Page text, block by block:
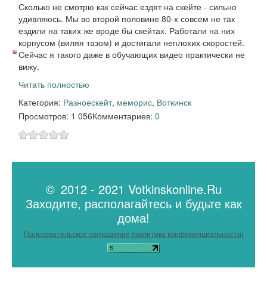
Сколько не смотрю как сейчас ездят на скейте - сильно
удивляюсь. Мы во второй половине 80-х совсем не так
ездили на таких же вроде бы скейтах. Работали на них
корпусом (виляя тазом) и достигали неплохих скоростей.
Сейчас я такого даже в обучающих видео практически не
вижу.
Читать полностью
Категория: Разноескейт, меморис, Воткинск
Просмотров: 1 056Комментариев: 0
© 2012 - 2021 Votkinskonline.Ru
Заходите, располагайтесь и будьте как
дома!
Пользовательское соглашение (политика конфиденциальности)